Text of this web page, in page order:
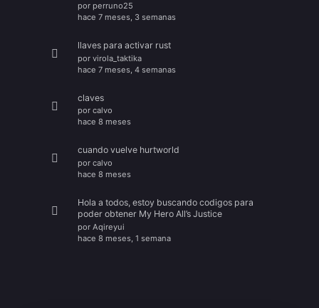
por perruno25
hace 7 meses, 3 semanas
llaves para activar rust
por virola_taktika
hace 7 meses, 4 semanas
claves
por calvo
hace 8 meses
cuando vuelve hurtworld
por calvo
hace 8 meses
Hola a todos, estoy buscando codigos para
poder obtener My Hero All’s Justice
por Aqireyui
hace 8 meses, 1 semana